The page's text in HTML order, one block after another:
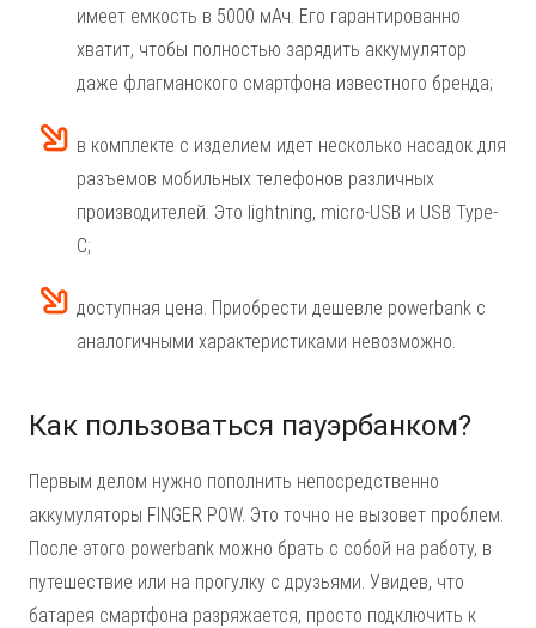
имеет емкость в 5000 мАч. Его гарантированно
хватит, чтобы полностью зарядить аккумулятор
даже флагманского смартфона известного бренда;
в комплекте с изделием идет несколько насадок для
разъемов мобильных телефонов различных
производителей. Это lightning, micro-USB и USB Type-
C;
доступная цена. Приобрести дешевле powerbank с
аналогичными характеристиками невозможно.
Как пользоваться пауэрбанком?
Первым делом нужно пополнить непосредственно
аккумуляторы FINGER POW. Это точно не вызовет проблем.
После этого powerbank можно брать с собой на работу, в
путешествие или на прогулку с друзьями. Увидев, что
батарея смартфона разряжается, просто подключить к